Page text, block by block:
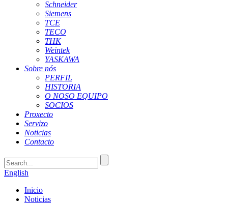
Schneider
Siemens
TCE
TECO
THK
Weintek
YASKAWA
Sobre nós
PERFIL
HISTORIA
O NOSO EQUIPO
SOCIOS
Proxecto
Servizo
Noticias
Contacto
English
Inicio
Noticias